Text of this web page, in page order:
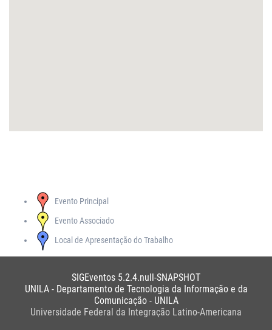
Evento Principal
Evento Associado
Local de Apresentação do Trabalho
SIGEventos 5.2.4.null-SNAPSHOT
UNILA - Departamento de Tecnologia da Informação e da
Comunicação - UNILA
Universidade Federal da Integração Latino-Americana